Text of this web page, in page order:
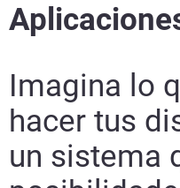
Imagina lo
hacer tus
un sistema